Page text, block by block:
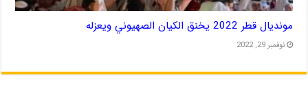
مونديال قطر 2022 يخنق الكيان الصهيوني ويعزله
نوفمبر 29, 2022